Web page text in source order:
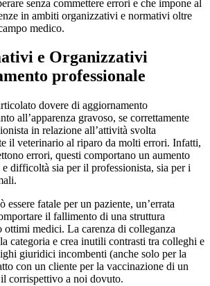
senza commettere errori e che impone al
in ambiti organizzativi e normativi oltre
medico.
e Organizzativi
professionale
dovere di aggiornamento
all’apparenza gravoso, se correttamente
in relazione all’attività svolta
il veterinario al riparo da molti errori. Infatti,
errori, questi comportano un aumento
difficoltà sia per il professionista, sia per i
essere fatale per un paziente, un’errata
il fallimento di una struttura
ottimi medici. La carenza di colleganza
categoria e crea inutili contrasti tra colleghi e
giuridici incombenti (anche solo per la
con un cliente per la vaccinazione di un
corrispettivo a noi dovuto.